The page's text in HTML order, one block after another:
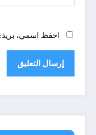
احفظ اسمي،